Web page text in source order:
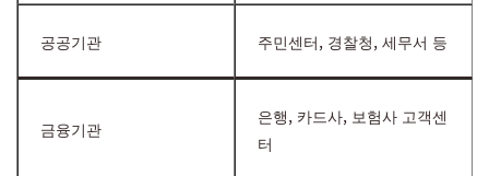
공공기관 주민센터, 경찰청, 세무서 등
금융기관
은행, 카드사, 보험사 고객센
터